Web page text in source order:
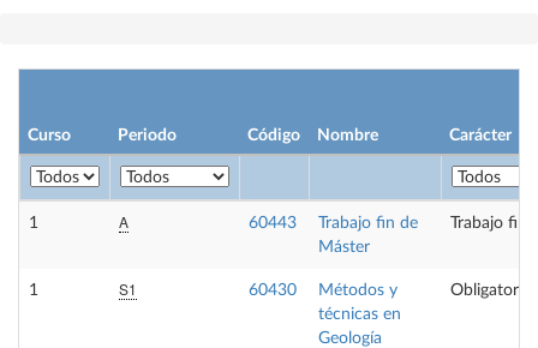
Curso Periodo Código Nombre Carácter
1 A 60443
Trabajo fin de
Máster
Trabajo fin
1 S1 60430
Métodos y
técnicas en
Geología
Obligatoria